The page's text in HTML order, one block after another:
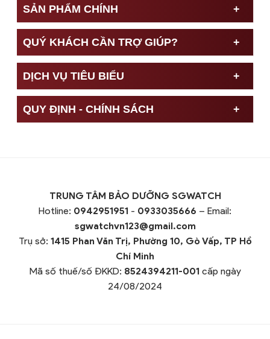
SẢN PHẨM CHÍNH
QUÝ KHÁCH CẦN TRỢ GIÚP?
DỊCH VỤ TIÊU BIỂU
QUY ĐỊNH - CHÍNH SÁCH
TRUNG TÂM BẢO DƯỠNG SGWATCH
Hotline: 0942951951 - 0933035666 – Email:
sgwatchvn123@gmail.com
Trụ sở: 1415 Phan Văn Trị, Phường 10, Gò Vấp, TP Hồ
Chí Minh
Mã số thuế/số ĐKKD: 8524394211-001 cấp ngày
24/08/2024